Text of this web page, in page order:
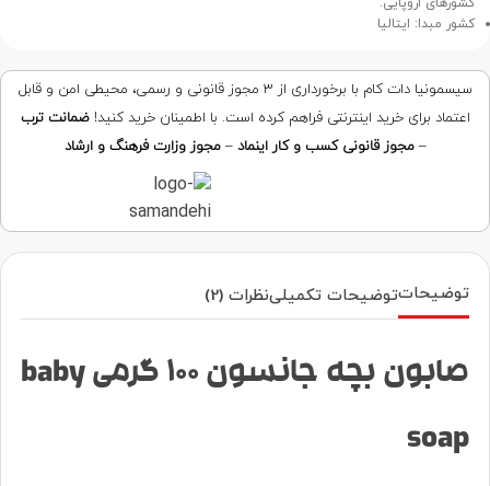
کشور مبدا: ایتالیا
سیسمونیا دات کام با برخورداری از ۳ مجوز قانونی و رسمی، محیطی امن و قابل
اعتماد برای خرید اینترنتی فراهم کرده است. با اطمینان خرید کنید!ضمانت ترب
–مجوز قانونی کسب و کار اینماد –مجوز وزارت فرهنگ و ارشاد
توضیحاتتوضیحات تکمیلینظرات (2)
صابون بچه جانسون 100 گرمی baby
soap